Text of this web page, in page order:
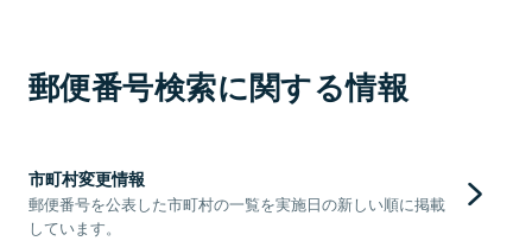
郵便番号検索に関する情報
市町村変更情報
郵便番号を公表した市町村の一覧を実施日の新しい順に掲載
しています。